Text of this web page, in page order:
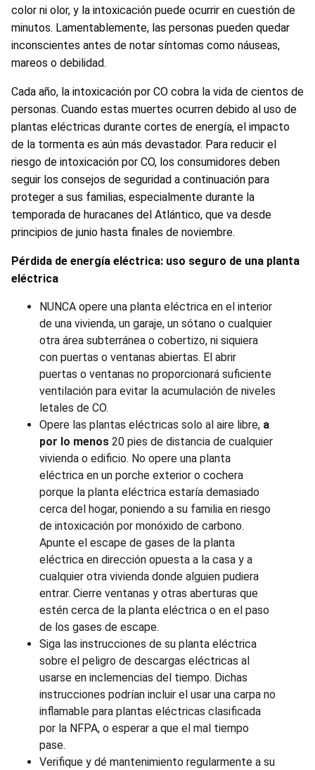
color ni olor, y la intoxicación puede ocurrir en cuestión de
minutos. Lamentablemente, las personas pueden quedar
inconscientes antes de notar síntomas como náuseas,
mareos o debilidad.
Cada año, la intoxicación por CO cobra la vida de cientos de
personas. Cuando estas muertes ocurren debido al uso de
plantas eléctricas durante cortes de energía, el impacto
de la tormenta es aún más devastador. Para reducir el
riesgo de intoxicación por CO, los consumidores deben
seguir los consejos de seguridad a continuación para
proteger a sus familias, especialmente durante la
temporada de huracanes del Atlántico, que va desde
principios de junio hasta finales de noviembre.
Pérdida de energía eléctrica: uso seguro de una planta
eléctrica
NUNCA opere una planta eléctrica en el interior
de una vivienda, un garaje, un sótano o cualquier
otra área subterránea o cobertizo, ni siquiera
con puertas o ventanas abiertas. El abrir
puertas o ventanas no proporcionará suficiente
ventilación para evitar la acumulación de niveles
letales de CO.
Opere las plantas eléctricas solo al aire libre, a
por lo menos 20 pies de distancia de cualquier
vivienda o edificio. No opere una planta
eléctrica en un porche exterior o cochera
porque la planta eléctrica estaría demasiado
cerca del hogar, poniendo a su familia en riesgo
de intoxicación por monóxido de carbono.
Apunte el escape de gases de la planta
eléctrica en dirección opuesta a la casa y a
cualquier otra vivienda donde alguien pudiera
entrar. Cierre ventanas y otras aberturas que
estén cerca de la planta eléctrica o en el paso
de los gases de escape.
Siga las instrucciones de su planta eléctrica
sobre el peligro de descargas eléctricas al
usarse en inclemencias del tiempo. Dichas
instrucciones podrían incluir el usar una carpa no
inflamable para plantas eléctricas clasificada
por la NFPA, o esperar a que el mal tiempo
pase.
Verifique y dé mantenimiento regularmente a su